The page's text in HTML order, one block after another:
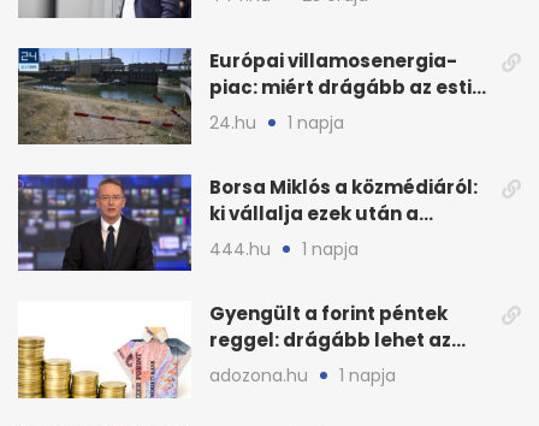
Európai villamosenergia-
piac: miért drágább az esti
áram Magyarországon
24.hu 1 napja
Borsa Miklós a közmédiáról:
ki vállalja ezek után a
munkát?
444.hu 1 napja
Gyengült a forint péntek
reggel: drágább lehet az
euró és a dollár
adozona.hu 1 napja